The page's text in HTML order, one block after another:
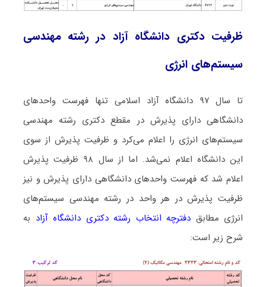
ظرفیت دکتری دانشگاه آزاد در رشته مهندسی
سیستم‌های انرژی
تا سال ۹۷ دانشگاه آزاد اسلامی تنها فهرست واحدهای
دانشگاهی دارای پذیرش در مقطع دکتری رشته مهندسی
سیستم‌های انرژی را اعلام می‌کرد و ظرفیت پذیرش از سوی
این دانشگاه اعلام نمی‌شد. اما از سال ۹۸ ظرفیت پذیرش
اعلام شد که فهرست واحدهای دانشگاهی دارای پذیرش و نیز
ظرفیت پذیرش در هر واحد در رشته مهندسی سیستم‌های
انرژی مطابق دفترچه انتخاب رشته دکتری دانشگاه آزاد به
شرح زیر است: